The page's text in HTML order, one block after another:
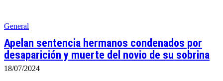
General
Apelan sentencia hermanos condenados por
desaparición y muerte del novio de su sobrina
18/07/2024